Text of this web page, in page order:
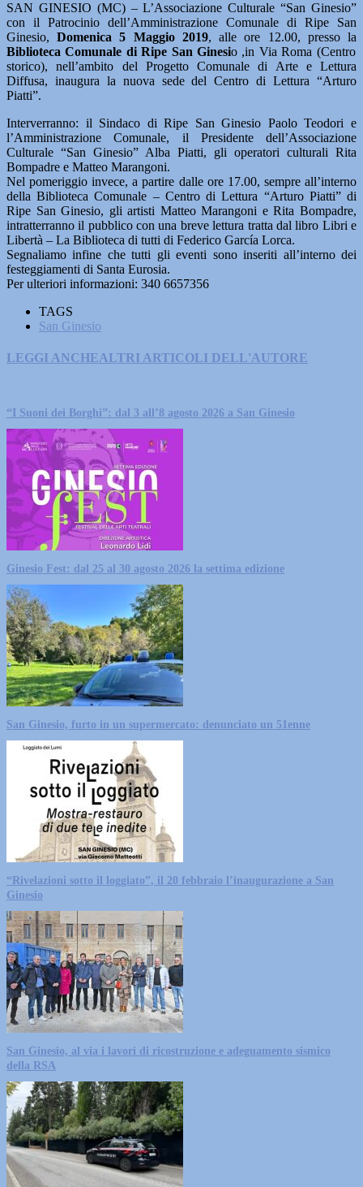
SAN GINESIO (MC) – L’Associazione Culturale “San Ginesio”
con il Patrocinio dell’Amministrazione Comunale di Ripe San
Ginesio,Domenica 5 Maggio 2019, alle ore 12.00, presso la
Biblioteca Comunale di Ripe San Ginesio ,in Via Roma (Centro
storico), nell’ambito del Progetto Comunale di Arte e Lettura
Diffusa, inaugura la nuova sede del Centro di Lettura “Arturo
Piatti”.
Interverranno: il Sindaco di Ripe San Ginesio Paolo Teodori e
l’Amministrazione Comunale, il Presidente dell’Associazione
Culturale “San Ginesio” Alba Piatti, gli operatori culturali Rita
Bompadre e Matteo Marangoni.
Nel pomeriggio invece, a partire dalle ore 17.00, sempre all’interno
della Biblioteca Comunale – Centro di Lettura “Arturo Piatti” di
Ripe San Ginesio, gli artisti Matteo Marangoni e Rita Bompadre,
intratterranno il pubblico con una breve lettura tratta dal libro Libri e
Libertà – La Biblioteca di tutti di Federico García Lorca.
Segnaliamo infine che tutti gli eventi sono inseriti all’interno dei
festeggiamenti di Santa Eurosia.
Per ulteriori informazioni: 340 6657356
TAGS
San Ginesio
LEGGI ANCHEALTRI ARTICOLI DELL'AUTORE
“I Suoni dei Borghi”: dal 3 all’8 agosto 2026 a San Ginesio
Ginesio Fest: dal 25 al 30 agosto 2026 la settima edizione
San Ginesio, furto in un supermercato: denunciato un 51enne
“Rivelazioni sotto il loggiato”, il 20 febbraio l’inaugurazione a San
Ginesio
San Ginesio, al via i lavori di ricostruzione e adeguamento sismico
della RSA